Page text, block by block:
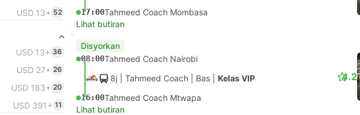
USD 13+ 52
USD 13+ 36
USD 27+ 26
USD 183+ 20
USD 391+ 11
17:00Tahmeed Coach Mombasa
Lihat butiran
Disyorkan
08:00Tahmeed Coach Nairobi
8j | Tahmeed Coach Bas Kelas VIP
16:00Tahmeed Coach Mtwapa
4.2
Lihat butiran